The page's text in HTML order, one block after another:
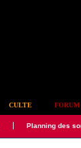
CULTE FORUM
Planning des